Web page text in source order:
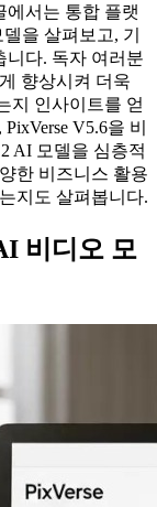
에서는 통합 플랫
을 살펴보고, 기
니다. 독자 여러분
향상시켜 더욱
지 인사이트를 얻
V5.6을 비
AI 모델을 심층적
한 비즈니스 활용
지도 살펴봅니다.
비디오 모